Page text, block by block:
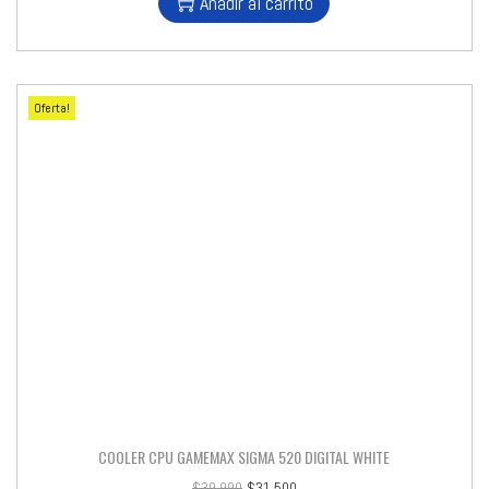
Oferta!
COOLER CPU GAMEMAX SIGMA 520 DIGITAL WHITE